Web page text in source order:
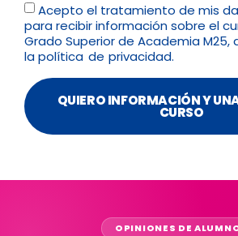
Acepto el tratamiento de mis
para recibir información sobre el
Grado Superior de Academia M25,
lapolítica de privacidad.
QUIERO INFORMACIÓN Y
CURSO
OPINIONES DE